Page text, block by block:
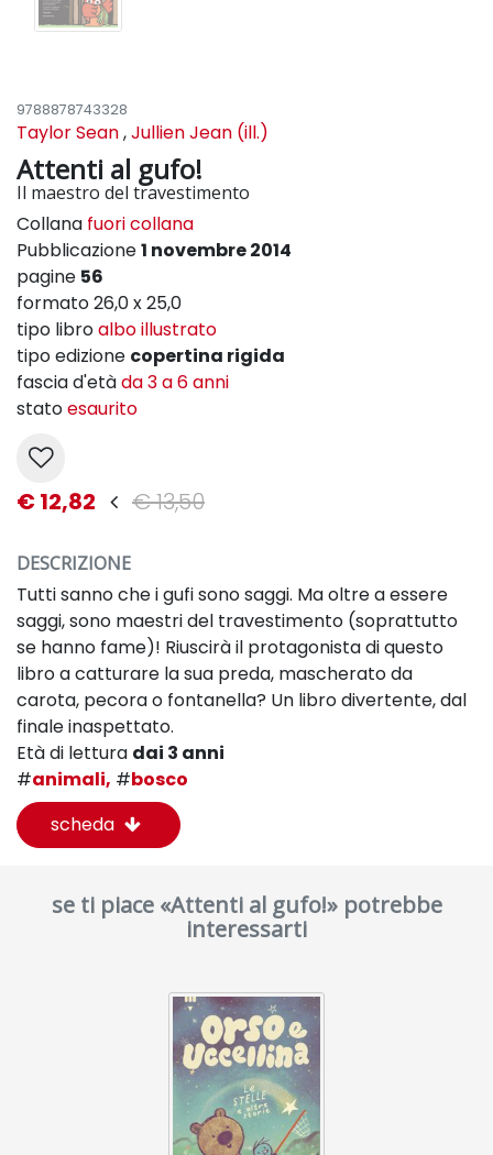
9788878743328
Taylor Sean,Jullien Jean (ill.)
Attenti al gufo!
Il maestro del travestimento
Collana fuori collana
Pubblicazione1 novembre 2014
pagine 56
formato 26,0 x 25,0
tipo libroalbo illustrato
tipo edizione copertina rigida
fascia d'etàda 3 a 6 anni
statoesaurito
€ 12,82 € 13,50
DESCRIZIONE
Tutti sanno che i gufi sono saggi. Ma oltre a essere
saggi, sono maestri del travestimento (soprattutto
se hanno fame)! Riuscirà il protagonista di questo
libro a catturare la sua preda, mascherato da
carota, pecora o fontanella? Un libro divertente, dal
finale inaspettato.
Età di lettura dai 3 anni
#animali, #bosco
scheda
se ti piace «Attenti al gufo!» potrebbe
interessarti